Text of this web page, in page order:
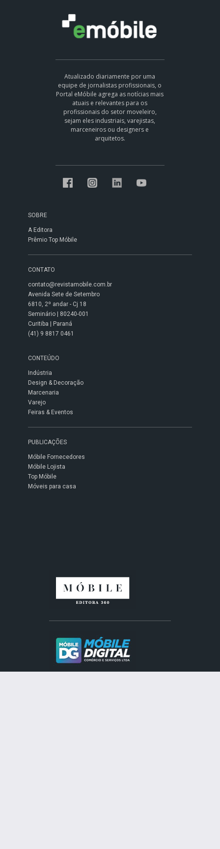
Atualizado diariamente por uma
equipe de jornalistas profissionais, o
Portal eMóbile agrega as notícias mais
atuais e relevantes para os
profissionais do setor moveleiro,
sejam eles industriais, varejistas,
marceneiros ou designers e
arquitetos.
SOBRE
A Editora
Prêmio Top Móbile
CONTATO
contato@revistamobile.com.br
Avenida Sete de Setembro
6810, 2º andar - Cj 18
Seminário | 80240-001
Curitiba | Paraná
(41) 9 8817 0461
CONTEÚDO
Indústria
Design & Decoração
Marcenaria
Varejo
Feiras & Eventos
PUBLICAÇÕES
Móbile Fornecedores
Móbile Lojista
Top Móbile
Móveis para casa